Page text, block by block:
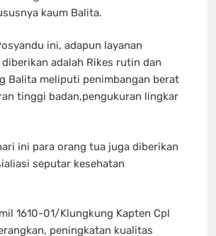
kaum Balita.
ini, adapun layanan
adalah Rikes rutin dan
Balita meliputi penimbangan berat
tinggi badan,pengukuran lingkar
ini para orang tua juga diberikan
seputar kesehatan
1610-01/Klungkung Kapten Cpl
peningkatan kualitas